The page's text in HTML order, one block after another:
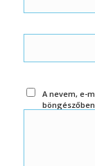
A nevem, e-